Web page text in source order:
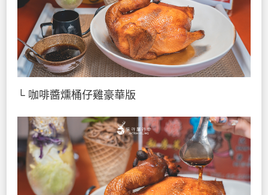
└ 咖啡醬燻桶仔雞豪華版